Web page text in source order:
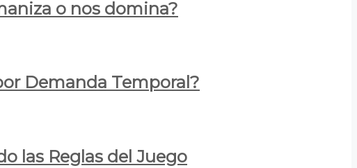
o nos domina?
Demanda Temporal?
las Reglas del Juego